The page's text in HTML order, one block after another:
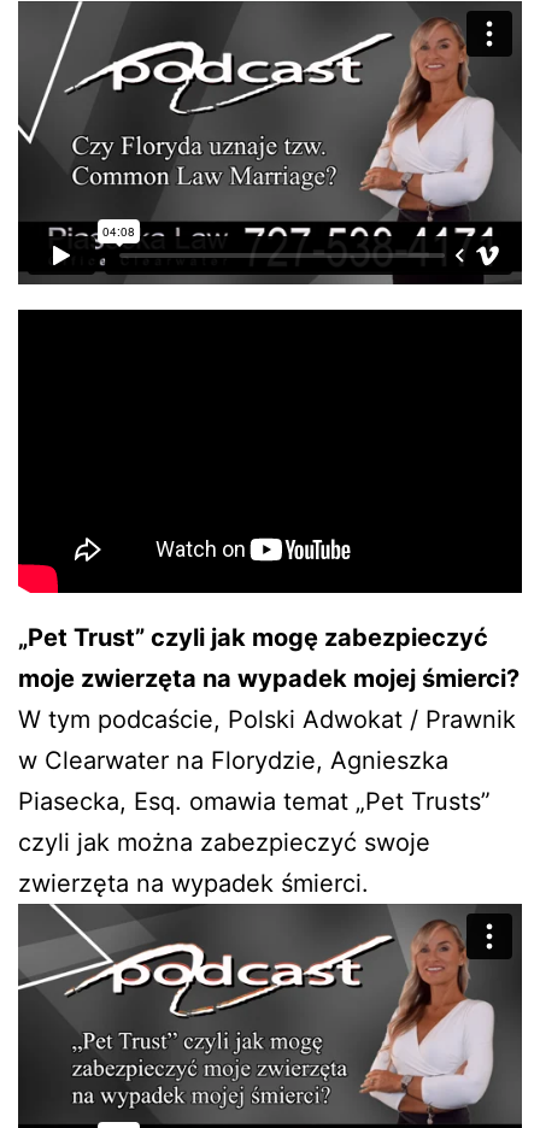
„Pet Trust” czyli jak mogę zabezpieczyć
moje zwierzęta na wypadek mojej śmierci?
W tym podcaście, Polski Adwokat / Prawnik
w Clearwater na Florydzie, Agnieszka
Piasecka, Esq. omawia temat „Pet Trusts”
czyli jak można zabezpieczyć swoje
zwierzęta na wypadek śmierci.